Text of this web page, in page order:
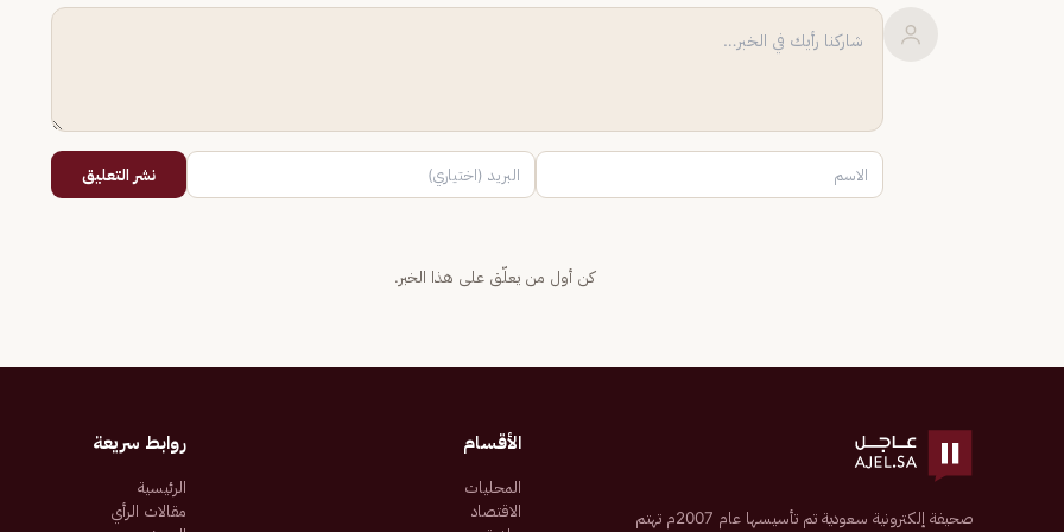
نشر التعليق
كن أول من يعلّق على هذا الخبر.
صحيفة إلكترونية سعودية تم تأسيسها عام 2007م تهتم
الأقسام
المحليات
الاقتصاد
روابط سريعة
الرئيسية
مقالات الرأي